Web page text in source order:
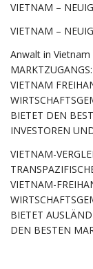
VIETNAM –
VIETNAM –
Anwalt in Vietnam
VIETNAM
BIETET DEN
INVESTOREN
VIETNAM-
VIETNAM-
BIETET
DEN BESTEN